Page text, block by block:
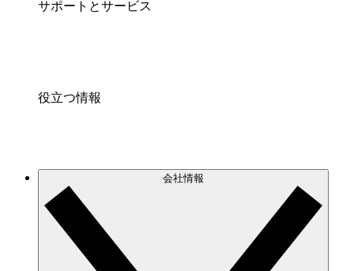
サポートとサービス
役立つ情報
会社情報